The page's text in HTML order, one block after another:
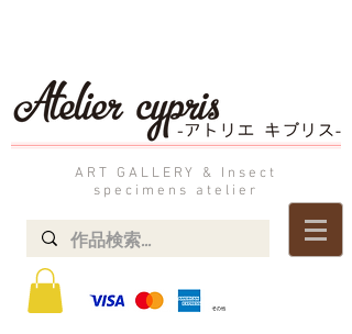
ART GALLERY & Insect
specimens atelier